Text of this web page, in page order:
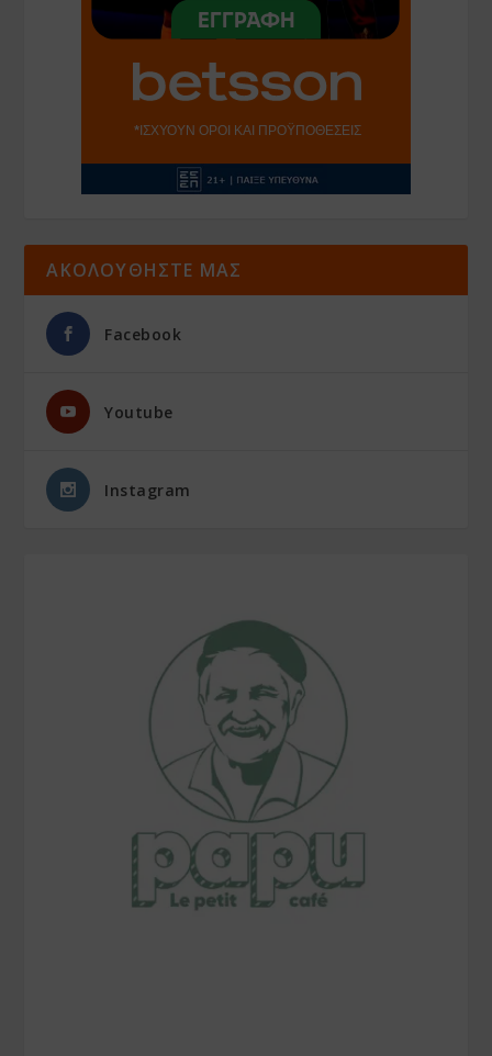
ΑΚΟΛΟΥΘΗΣΤΕ ΜΑΣ
Facebook
Youtube
Instagram